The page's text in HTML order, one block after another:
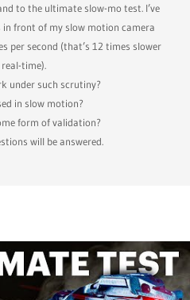
to the ultimate slow-mo test. I’ve
front of my slow motion camera
per second (that’s 12 times slower
time).
under such scrutiny?
in slow motion?
form of validation?
will be answered.